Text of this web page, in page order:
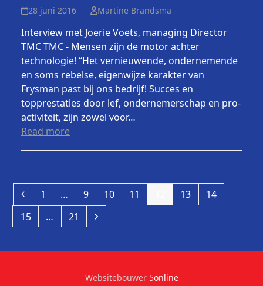
28 juni 2016 Martine Brandsma
Interview met Joerie Voets, managing Director
TMC TMC - Mensen zijn de motor achter
technologie! “Het vernieuwende, ondernemende
en soms rebelse, eigenwijze karakter van
Frysman past bij ons bedrijf! Succes en
topprestaties door lef, ondernemerschap en pro-
activiteit, zijn zowel voor…
Read more
Previous
Page
1 … Page
9 Page
10 Page
11 Page
13 Page
14
Page
15 … Page
21 Next
Websitebouwer 5online